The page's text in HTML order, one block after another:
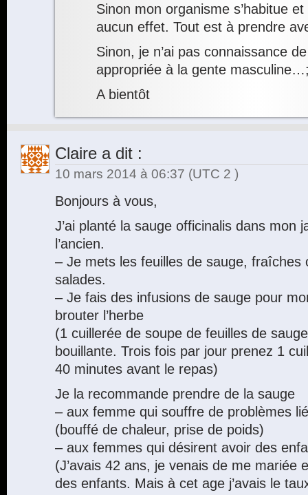
Sinon mon organisme s’habitue
aucun effet. Tout est à prendre
Sinon, je n’ai pas connaissance
appropriée à la gente
A bientôt
Claire a dit :
10 mars 2014 à 06:37 (UTC 2 )
Bonjours à vous,
J’ai planté la sauge officinalis dans mon
l’ancien.
– Je mets les feuilles de sauge, fraîches
salades.
– Je fais des infusions de sauge pour
brouter l’herbe
(1 cuillerée de soupe de feuilles de
bouillante. Trois fois par jour prenez 1
40 minutes avant le repas)
Je la recommande prendre de la sauge
– aux femme qui souffre de problèmes
(bouffé de chaleur, prise de poids)
– aux femmes qui désirent avoir des
(J’avais 42 ans, je venais de me mariée
des enfants. Mais à cet age j’avais le